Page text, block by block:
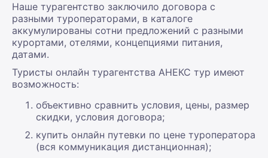
Наше турагентство заключило договора с
разными туроператорами, в каталоге
аккумулированы сотни предложений с разными
курортами, отелями, концепциями питания,
датами.
Туристы онлайн турагентства АНЕКС тур имеют
возможность:
объективно сравнить условия, цены, размер
скидки, условия договора;
купить онлайн путевки по цене туроператора
(вся коммуникация дистанционная);